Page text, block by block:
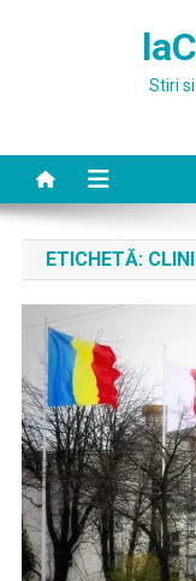
Stiri
ETICHETĂ: